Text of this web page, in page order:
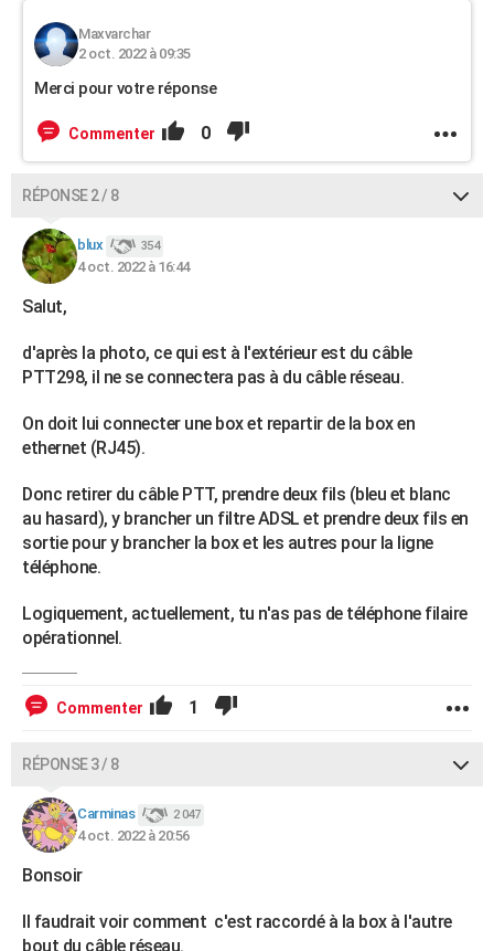
Maxvarchar
2 oct. 2022 à 09:35
Merci pour votre réponse
Commenter 0
RÉPONSE 2 / 8
blux 354
4 oct. 2022 à 16:44
Salut,
d'après la photo, ce qui est à l'extérieur est du câble
PTT298, il ne se connectera pas à du câble réseau.
On doit lui connecter une box et repartir de la box en
ethernet (RJ45).
Donc retirer du câble PTT, prendre deux fils (bleu et blanc
au hasard), y brancher un filtre ADSL et prendre deux fils en
sortie pour y brancher la box et les autres pour la ligne
téléphone.
Logiquement, actuellement, tu n'as pas de téléphone filaire
opérationnel.
Commenter 1
RÉPONSE 3 / 8
Carminas 2 047
4 oct. 2022 à 20:56
Bonsoir
Il faudrait voir comment c'est raccordé à la box à l'autre
bout du câble réseau.